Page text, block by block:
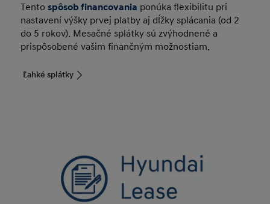
Tentospôsob financovania ponúka flexibilitu pri
nastavení výšky prvej platby aj dĺžky splácania (od 2
do 5 rokov). Mesačné splátky sú zvýhodnené a
prispôsobené vašim finančným možnostiam.
Ľahké splátky